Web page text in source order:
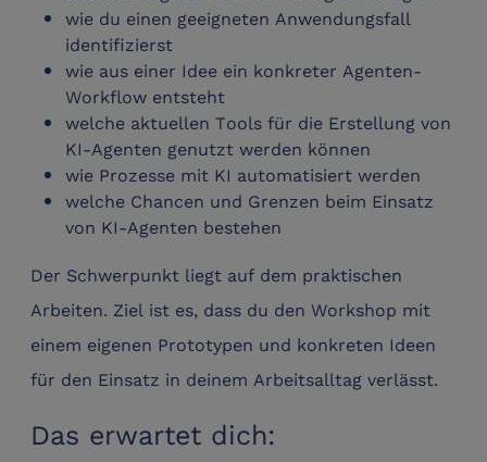
wie du einen geeigneten Anwendungsfall
identifizierst
wie aus einer Idee ein konkreter Agenten-
Workflow entsteht
welche aktuellen Tools für die Erstellung von
KI-Agenten genutzt werden können
wie Prozesse mit KI automatisiert werden
welche Chancen und Grenzen beim Einsatz
von KI-Agenten bestehen
Der Schwerpunkt liegt auf dem praktischen
Arbeiten. Ziel ist es, dass du den Workshop mit
einem eigenen Prototypen und konkreten Ideen
für den Einsatz in deinem Arbeitsalltag verlässt.
Das erwartet dich: